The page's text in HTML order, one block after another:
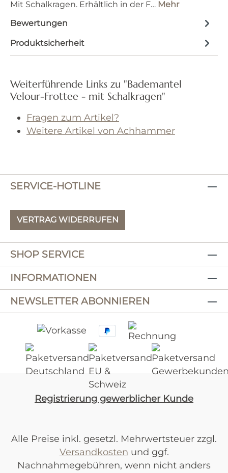
Mit Schalkragen. Erhältlich in der F… Mehr
Bewertungen
Produktsicherheit
Weiterführende Links zu "Bademantel
Velour-Frottee - mit Schalkragen"
Fragen zum Artikel?
Weitere Artikel von Achhammer
SERVICE-HOTLINE
VERTRAG WIDERRUFEN
SHOP SERVICE
INFORMATIONEN
NEWSLETTER ABONNIEREN
Registrierung gewerblicher Kunde
Alle Preise inkl. gesetzl. Mehrwertsteuer zzgl.
Versandkosten und ggf.
Nachnahmegebühren, wenn nicht anders